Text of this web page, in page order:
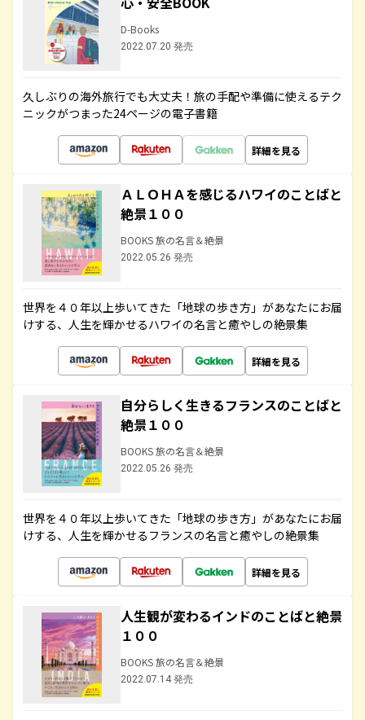
D-Books
2022.07.20 発売
久しぶりの海外旅行でも大丈夫！旅の手配や準備に使えるテク
ニックがつまった24ページの電子書籍
詳細を見る
ＡＬＯＨＡを感じるハワイのことばと
絶景１００
BOOKS 旅の名言＆絶景
2022.05.26 発売
世界を４０年以上歩いてきた「地球の歩き方」があなたにお届
けする、人生を輝かせるハワイの名言と癒やしの絶景集
詳細を見る
自分らしく生きるフランスのことばと
絶景１００
BOOKS 旅の名言＆絶景
2022.05.26 発売
世界を４０年以上歩いてきた「地球の歩き方」があなたにお届
けする、人生を輝かせるフランスの名言と癒やしの絶景集
詳細を見る
人生観が変わるインドのことばと絶景
１００
BOOKS 旅の名言＆絶景
2022.07.14 発売